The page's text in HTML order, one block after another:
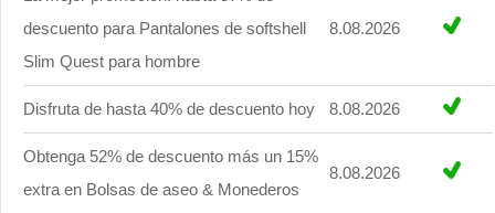
descuento para Pantalones de softshell
Slim Quest para hombre
8.08.2026
Disfruta de hasta 40% de descuento hoy 8.08.2026
Obtenga 52% de descuento más un 15%
extra en Bolsas de aseo & Monederos
8.08.2026